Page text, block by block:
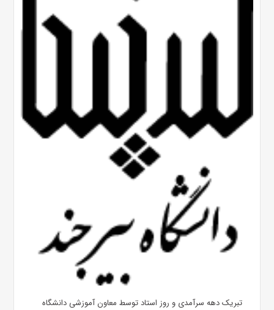
تبریک دهه سرآمدی و روز استاد توسط معاون آموزشی دانشگاه